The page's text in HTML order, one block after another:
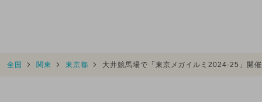
全国 関東 東京都 大井競馬場で「東京メガイルミ2024-25」開